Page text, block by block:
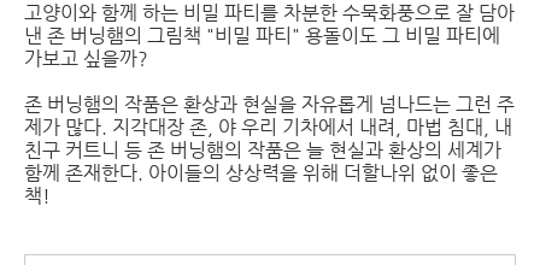
고양이와 함께 하는 비밀 파티를 차분한 수묵화풍으로 잘 담아
낸 존 버닝햄의 그림책 "비밀 파티" 용돌이도 그 비밀 파티에
가보고 싶을까?
존 버닝햄의 작품은 환상과 현실을 자유롭게 넘나드는 그런 주
제가 많다. 지각대장 존, 야 우리 기차에서 내려, 마법 침대, 내
친구 커트니 등 존 버닝햄의 작품은 늘 현실과 환상의 세계가
함께 존재한다. 아이들의 상상력을 위해 더할나위 없이 좋은
책!